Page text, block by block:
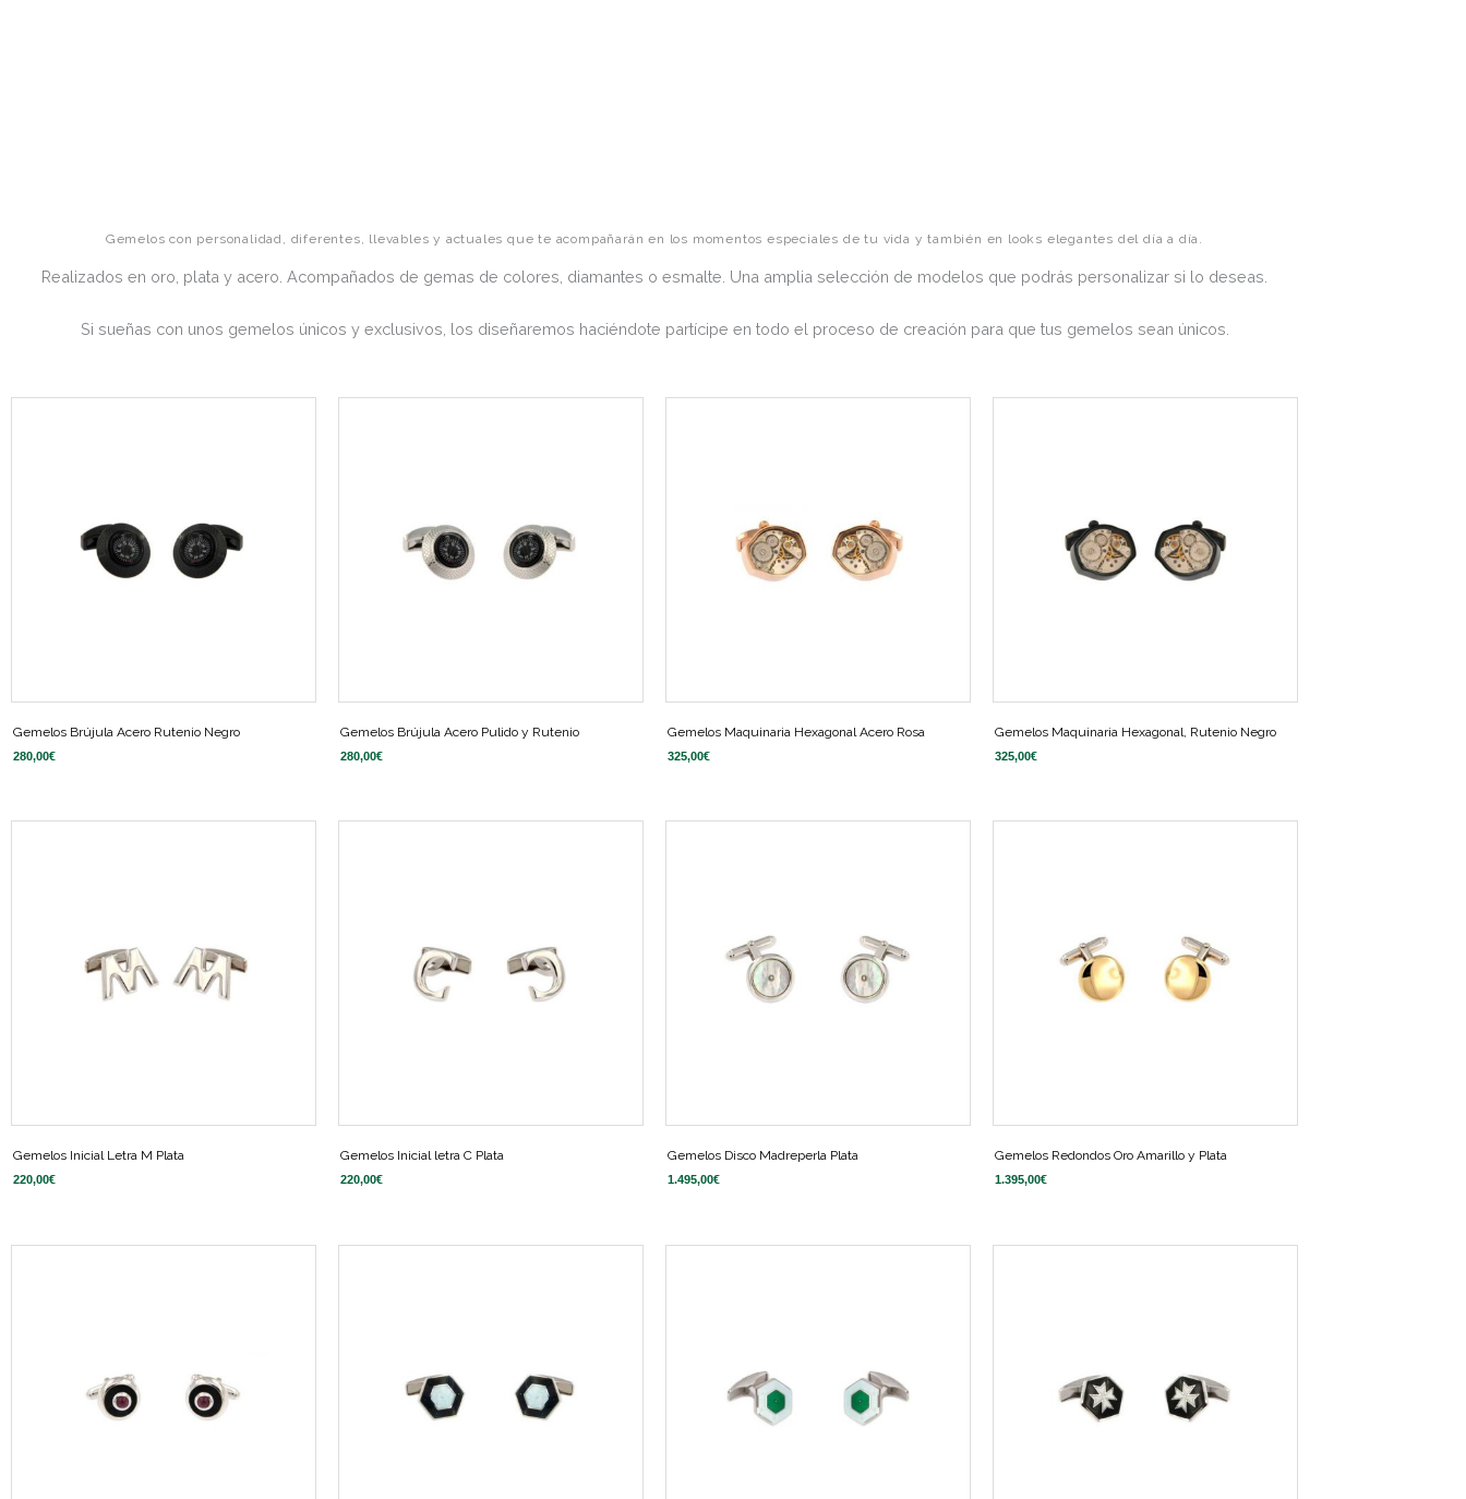
Gemelos con personalidad, diferentes, llevables y actuales que te acompañarán en los momentos especiales de tu vida y también en looks elegantes del día a día.
Realizados en oro, plata y acero. Acompañados de gemas de colores, diamantes o esmalte. Una amplia selección de modelos que podrás personalizar si lo deseas.
Si sueñas con unos gemelos únicos y exclusivos, los diseñaremos haciéndote partícipe en todo el proceso de creación para que tus gemelos sean únicos.
Gemelos Brújula Acero Rutenio Negro
280,00€
Gemelos Brújula Acero Pulido y Rutenio
280,00€
Gemelos Maquinaria Hexagonal Acero Rosa
325,00€
Gemelos Maquinaria Hexagonal, Rutenio Negro
325,00€
Gemelos Inicial Letra M Plata
220,00€
Gemelos Inicial letra C Plata
220,00€
Gemelos Disco Madreperla Plata
1.495,00€
Gemelos Redondos Oro Amarillo y Plata
1.395,00€